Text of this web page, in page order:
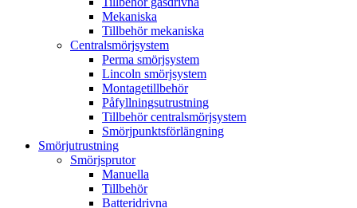
Mekaniska
Tillbehör mekaniska
Centralsmörjsystem
Perma smörjsystem
Lincoln smörjsystem
Montagetillbehör
Påfyllningsutrustning
Tillbehör centralsmörjsystem
Smörjpunktsförlängning
Smörjutrustning
Smörjsprutor
Manuella
Tillbehör
Batteridrivna